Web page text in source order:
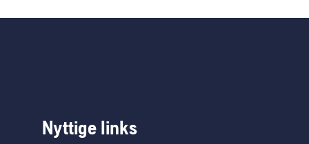
Nyttige links